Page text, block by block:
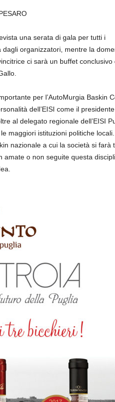
una serata di gala per tutti i
organizzatori, mentre la
ci sarà un buffet conclusivo
per l’AutoMurgia Baskin
dell’EISI come il
al delegato regionale dell’EISI
maggiori istituzioni politiche
nazionale a cui la società si farà
o non seguite questa